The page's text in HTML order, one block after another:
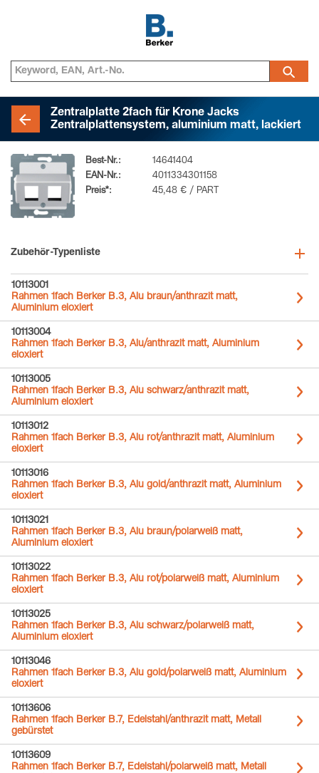
Zentralplatte 2fach für Krone Jacks
Zentralplattensystem, aluminium matt, lackiert
Best-Nr.:
14641404
EAN-Nr.:
4011334301158
Preis*:
45,48 € / PART
Zubehör-Typenliste
10113001
Rahmen 1fach Berker B.3, Alu braun/anthrazit matt,
Aluminium eloxiert
10113004
Rahmen 1fach Berker B.3, Alu/anthrazit matt, Aluminium
eloxiert
10113005
Rahmen 1fach Berker B.3, Alu schwarz/anthrazit matt,
Aluminium eloxiert
10113012
Rahmen 1fach Berker B.3, Alu rot/anthrazit matt, Aluminium
eloxiert
10113016
Rahmen 1fach Berker B.3, Alu gold/anthrazit matt, Aluminium
eloxiert
10113021
Rahmen 1fach Berker B.3, Alu braun/polarweiß matt,
Aluminium eloxiert
10113022
Rahmen 1fach Berker B.3, Alu rot/polarweiß matt, Aluminium
eloxiert
10113025
Rahmen 1fach Berker B.3, Alu schwarz/polarweiß matt,
Aluminium eloxiert
10113046
Rahmen 1fach Berker B.3, Alu gold/polarweiß matt, Aluminium
eloxiert
10113606
Rahmen 1fach Berker B.7, Edelstahl/anthrazit matt, Metall
gebürstet
10113609
Rahmen 1fach Berker B.7, Edelstahl/polarweiß matt, Metall